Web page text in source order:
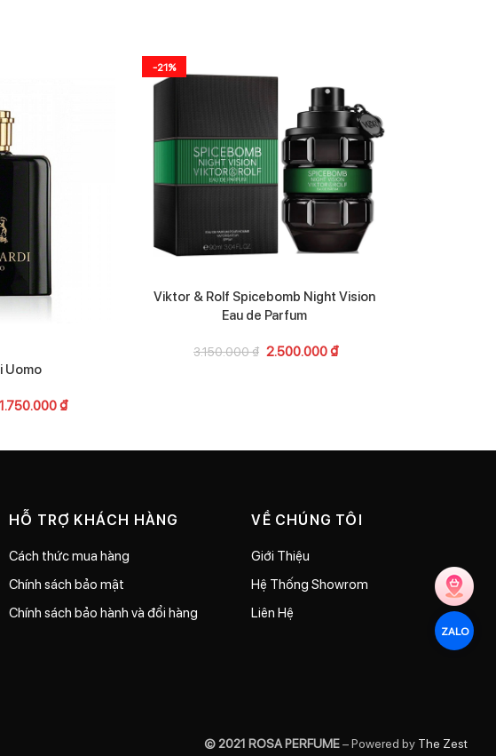
ZALO
Uomo
₫
-21%
Viktor & Rolf Spicebomb Night Vision
Eau de Parfum
3.150.000₫ 2.500.000₫
HỖ TRỢ KHÁCH HÀNG
Cách thức mua hàng
Chính sách bảo mật
Chính sách bảo hành và đổi hàng
VỀ CHÚNG TÔI
Giới Thiệu
Hệ Thống Showrom
Liên Hệ
© 2021 ROSA PERFUME– Powered by The Zest